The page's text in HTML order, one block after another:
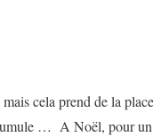
cela prend de la
… A Noël, pour